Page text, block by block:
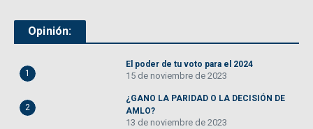
Opinión:
1
El poder de tu voto para el 2024
15 de noviembre de 2023
2
¿GANO LA PARIDAD O LA DECISIÓN DE
AMLO?
13 de noviembre de 2023